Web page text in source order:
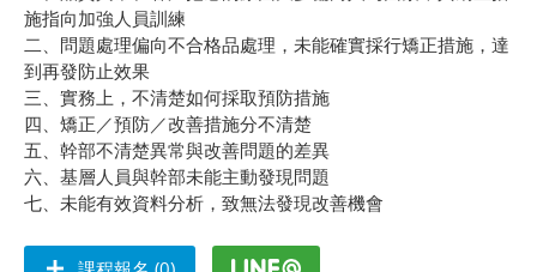
施指向加強人員訓練
二、問題處理偏向不合格品處理，未能確實採行矯正措施，達
到再發防止效果
三、實務上，不清楚如何採取預防措施
四、矯正／預防／改善措施分不清楚
五、幹部不清楚異常與改善問題的差異
六、基層人員與幹部未能主動發現問題
七、未能有效資料分析，致無法發現改善機會